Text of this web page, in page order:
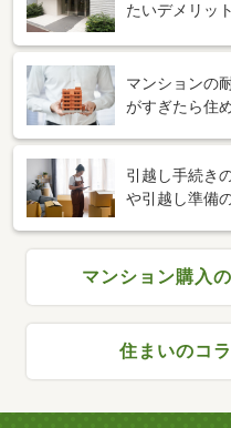
たいデメリッ
マンションの
がすぎたら住
引越し手続き
や引越し準備
マンション購入
住まいのコ